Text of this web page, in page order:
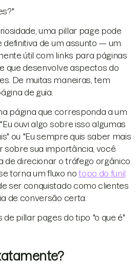
uma pillar page pode
definitiva de um assunto — um
útil com links para páginas
que desenvolve aspectos do
De muitas maneiras, tem
de guia.
página que corresponda a um
ouvi algo sobre isso algumas
ou "Eu sempre quis saber mais
sobre sua importância, você
de direcionar o tráfego orgânico
torna um fluxo notopo do funil
ser conquistado como clientes
de conversão certa.
pillar pages do tipo "o que é"